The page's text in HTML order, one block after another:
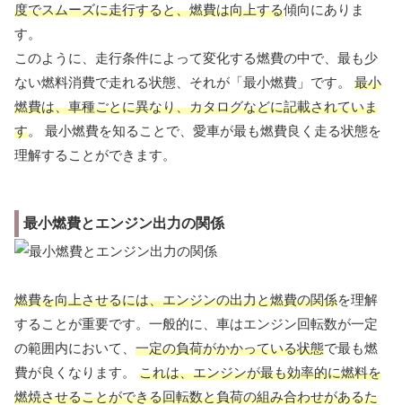
度でスムーズに走行すると、燃費は向上する傾向にありま
す。
このように、走行条件によって変化する燃費の中で、最も少
ない燃料消費で走れる状態、それが「最小燃費」です。 最小
燃費は、車種ごとに異なり、カタログなどに記載されていま
す。 最小燃費を知ることで、愛車が最も燃費良く走る状態を
理解することができます。
最小燃費とエンジン出力の関係
燃費を向上させるには、エンジンの出力と燃費の関係を理解
することが重要です。一般的に、車はエンジン回転数が一定
の範囲内において、 一定の負荷がかかっている状態で最も燃
費が良くなります。 これは、エンジンが最も効率的に燃料を
燃焼させることができる回転数と負荷の組み合わせがあるた